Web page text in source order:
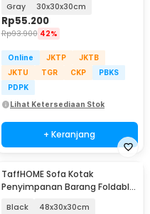
Gray 30x30x30cm
Rp55.200
Rp93.900 42%
Online JKTP
JKTB
JKTU
TGR CKP
PBKS
PDPK
Lihat Ketersediaan Stok
+ Keranjang
TaffHOME Sofa Kotak
Penyimpanan Barang Foldable
Black 48x30x30cm